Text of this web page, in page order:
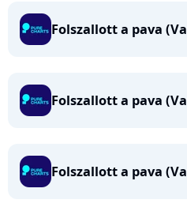
Folszallott a pava
Folszallott a pava
Folszallott a pava